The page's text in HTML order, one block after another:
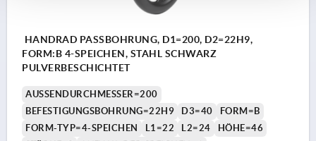
HANDRAD PASSBOHRUNG, D1=200, D2=22H9,
FORM:B 4-SPEICHEN, STAHL SCHWARZ
PULVERBESCHICHTET
AUSSENDURCHMESSER=200
BEFESTIGUNGSBOHRUNG=22H9
D3=40
FORM=B
FORM-TYP=4-SPEICHEN
L1=22 L2=24
HÖHE=46